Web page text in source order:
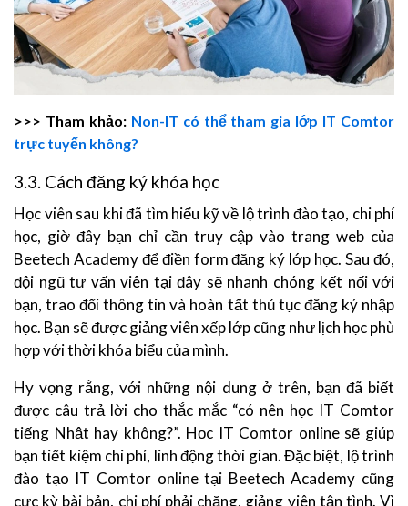
>>> Tham khảo:Non-IT có thể tham gia lớp IT Comtor
trực tuyến không?
3.3. Cách đăng ký khóa học
Học viên sau khi đã tìm hiểu kỹ về lộ trình đào tạo, chi phí
học, giờ đây bạn chỉ cần truy cập vào trang web của
Beetech Academy để điền form đăng ký lớp học. Sau đó,
đội ngũ tư vấn viên tại đây sẽ nhanh chóng kết nối với
bạn, trao đổi thông tin và hoàn tất thủ tục đăng ký nhập
học. Bạn sẽ được giảng viên xếp lớp cũng như lịch học phù
hợp với thời khóa biểu của mình.
Hy vọng rằng, với những nội dung ở trên, bạn đã biết
được câu trả lời cho thắc mắc “có nên học IT Comtor
tiếng Nhật hay không?”. Học IT Comtor online sẽ giúp
bạn tiết kiệm chi phí, linh động thời gian. Đặc biệt, lộ trình
đào tạo IT Comtor online tại Beetech Academy cũng
cực kỳ bài bản, chi phí phải chăng, giảng viên tận tình. Vì